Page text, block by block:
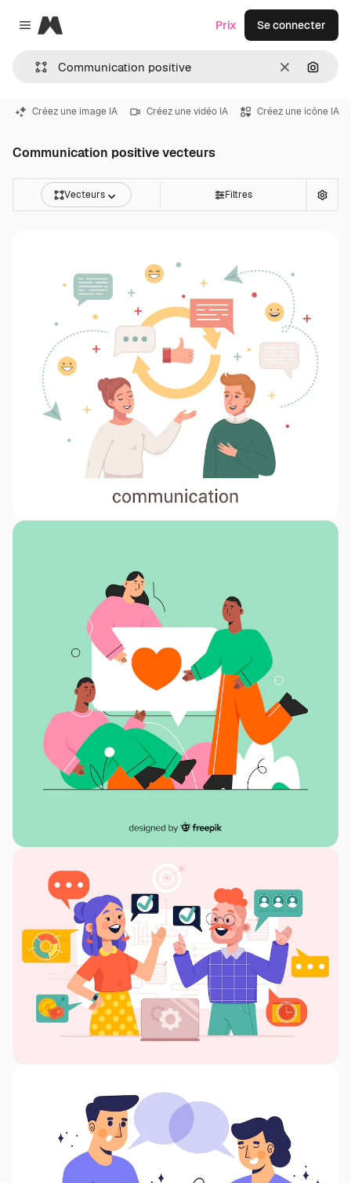
Close menu
Magnific
Effacer
Prix Se connecter
Créez une image IA Créez une vidéo IA Créez une icône IA
Communication positive vecteurs
Vecteurs Filtres